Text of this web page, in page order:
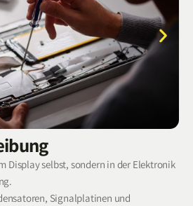
Display selbst, sondern in der Elektronik
Signalplatinen und